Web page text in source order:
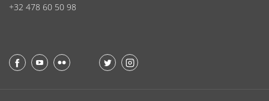
+32 478 60 50 98